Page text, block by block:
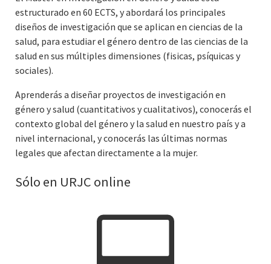
estructurado en 60 ECTS, y abordará los principales
diseños de investigación que se aplican en ciencias de la
salud, para estudiar el género dentro de las ciencias de la
salud en sus múltiples dimensiones (fisicas, psíquicas y
sociales).
Aprenderás a diseñar proyectos de investigación en
género y salud (cuantitativos y cualitativos), conocerás el
contexto global del género y la salud en nuestro país y a
nivel internacional, y conocerás las últimas normas
legales que afectan directamente a la mujer.
Sólo en URJC online